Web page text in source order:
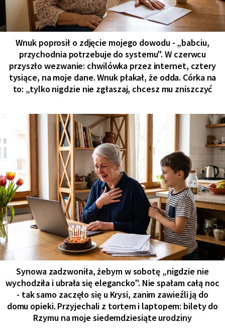
Wnuk poprosił o zdjęcie mojego dowodu - „babciu,
przychodnia potrzebuje do systemu". W czerwcu
przyszło wezwanie: chwilówka przez internet, cztery
tysiące, na moje dane. Wnuk płakał, że odda. Córka na
to: „tylko nigdzie nie zgłaszaj, chcesz mu zniszczyć
Synowa zadzwoniła, żebym w sobotę „nigdzie nie
wychodziła i ubrała się elegancko". Nie spałam całą noc
- tak samo zaczęło się u Krysi, zanim zawieźli ją do
domu opieki. Przyjechali z tortem i laptopem: bilety do
Rzymu na moje siedemdziesiąte urodziny